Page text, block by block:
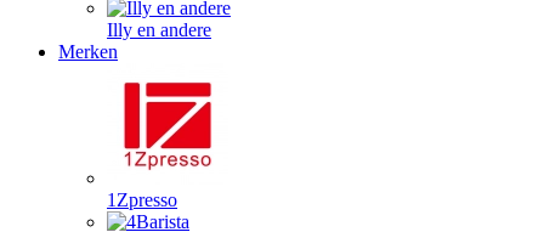
Illy en andere
Merken
1Zpresso